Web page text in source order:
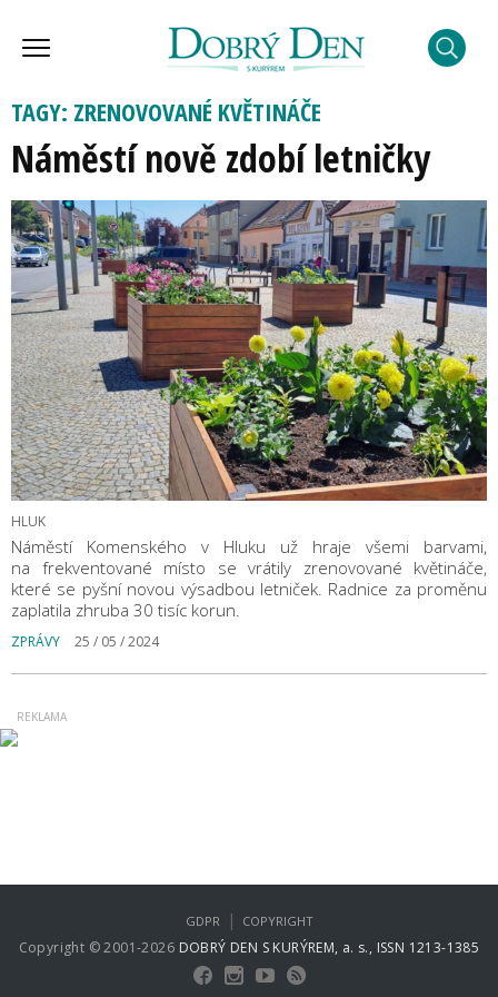
TAGY: ZRENOVOVANÉ KVĚTINÁČE
Náměstí nově zdobí letničky
HLUK
Náměstí Komenského v Hluku už hraje všemi barvami,
na frekventované místo se vrátily zrenovované květináče,
které se pyšní novou výsadbou letniček. Radnice za proměnu
zaplatila zhruba 30 tisíc korun.
ZPRÁVY 25 / 05 / 2024
Copyright © 2001-2026 DOBRÝ DEN S KURÝREM, a. s., ISSN 1213-1385
GDPR | COPYRIGHT